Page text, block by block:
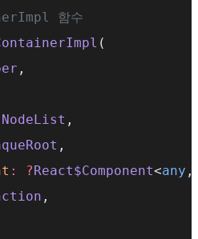
함수
(
,
,
,
: ? React$Component<any
,